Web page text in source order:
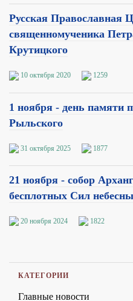
Русская Православная
священномученика
Крутицкого
10 октября 2020 1259
1 ноября - день памяти
Рыльского
31 октября 2025 1877
21 ноября - собор
бесплотных Сил
20 ноября 2024 1822
КАТЕГОРИИ
Главные новости